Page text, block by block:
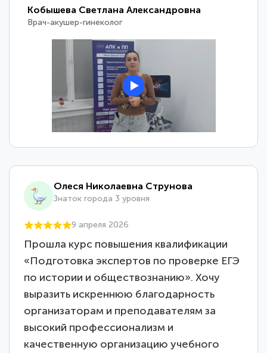
Кобышева Светлана Александровна
Врач-акушер-гинеколог
Олеся Николаевна Струнова
Знаток города 3 уровня
9 апреля 2026
Прошла курс повышения квалификации
«Подготовка экспертов по проверке ЕГЭ
по истории и обществознанию». Хочу
выразить искреннюю благодарность
организаторам и преподавателям за
высокий профессионализм и
качественную организацию учебного